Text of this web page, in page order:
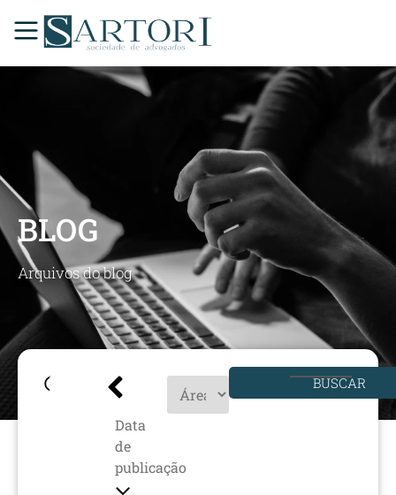
BLOG
Arquivos do blog
Data
de
publicação
BUSCAR